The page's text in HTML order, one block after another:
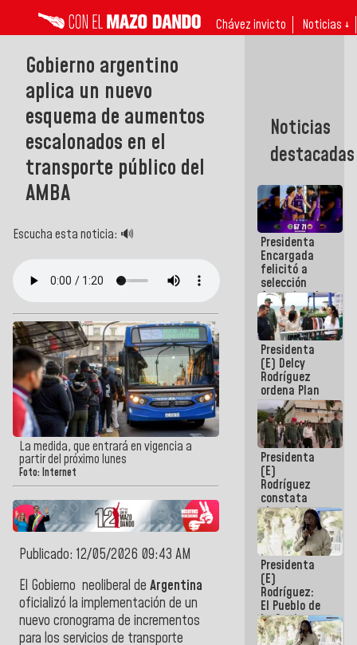
Chávez invicto Noticias ↓
Gobierno argentino
aplica un nuevo
esquema de aumentos
escalonados en el
transporte público del
AMBA
Escucha esta noticia: 🔊
La medida, que entrará en vigencia a
partir del próximo lunes
Foto: Internet
Publicado: 12/05/2026 09:43 AM
El Gobierno neoliberal de Argentina
oficializó la implementación de un
nuevo cronograma de incrementos
para los servicios de transporte
Noticias
destacadas
Presidenta
Encargada
felicitó a
selección
femenina de
baloncesto
por su
clasificación
a la
AmeriCup
2027
Presidenta
(E) Delcy
Rodríguez
ordena Plan
maestro de
desarrollo
logístico y
turístico
para La
Guaira
Presidenta
(E)
Rodríguez
constata
obras de
rehabilitación
de Escuela
Militar de
Mamo en La
Guaira
Presidenta
(E)
Rodríguez:
El Pueblo de
La Guaira
siempre